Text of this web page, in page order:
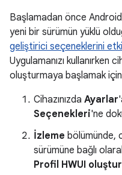
Başlamadan önce
yeni bir sürümün yüklü
geliştirici seçeneklerini
Uygulamanızı kullanırken
oluşturmaya başlamak için
Cihazınızda Ayarlar
Seçenekleri'ne
İzleme bölümünde,
sürümüne bağlı
Profil HWUI